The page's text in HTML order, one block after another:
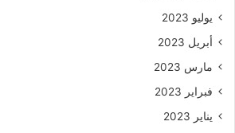
يوليو 2023
أبريل 2023
مارس 2023
فبراير 2023
يناير 2023